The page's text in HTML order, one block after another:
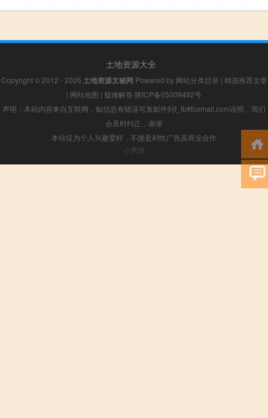
土地资源大全
Copyright © 2012 - 2026 土地资源文秘网 Powered by 网站分类目录 | 精选推荐文章
| 网站地图 | 疑难解答 陕ICP备05009492号
声明：本站内容来自互联网，如信息有错误可发邮件到f_fb#foxmail.com说明，我们
会及时纠正，谢谢
本站仅为个人兴趣爱好，不接盈利性广告及商业合作
小男孩